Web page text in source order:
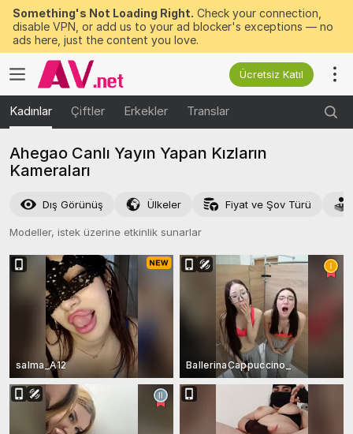
Something's Not Loading Right. Check your connection,
disable VPN, or add us to your ad blocker's exceptions — no
ads here, just the content you love.
Ücretsiz Katıl
Kadınlar Çiftler Erkekler Translar
Ahegao Canlı Yayın Yapan Kızların
Kameraları
Dış Görünüş Ülkeler Fiyat ve Şov Türü
Modeller, istek üzerine etkinlik sunarlar
salma_A12 BallerinaCappuccino_